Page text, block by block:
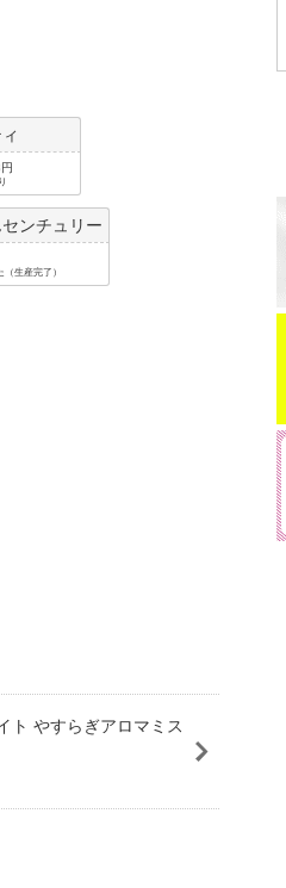
センチュリー
生産完了）
ト やすらぎアロマミス